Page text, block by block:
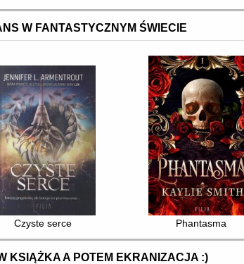
W FANTASTYCZNYM ŚWIECIE
Czyste serce Phantasma
KSIĄŻKA A POTEM EKRANIZACJA :)